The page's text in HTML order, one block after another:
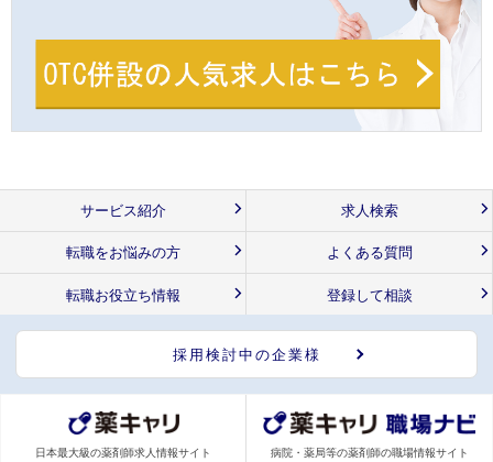
サービス紹介 求人検索
転職をお悩みの方 よくある質問
転職お役立ち情報 登録して相談
採用検討中の企業様
日本最大級の薬剤師求人情報サイト 病院・薬局等の薬剤師の職場情報サイト